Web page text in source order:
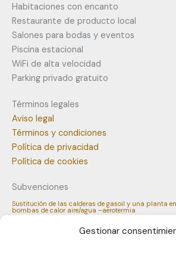
Gestionar
Habitaciones con encanto
Restaurante de producto local
Salones para bodas y eventos
Piscina estacional
WiFi de alta velocidad
Parking privado gratuito
Términos legales
Aviso legal
Términos y condiciones
Política de privacidad
Política de cookies
Subvenciones
Sustitución de las calderas de gasoil y una planta
bombas de calor aire/agua –aerotermia